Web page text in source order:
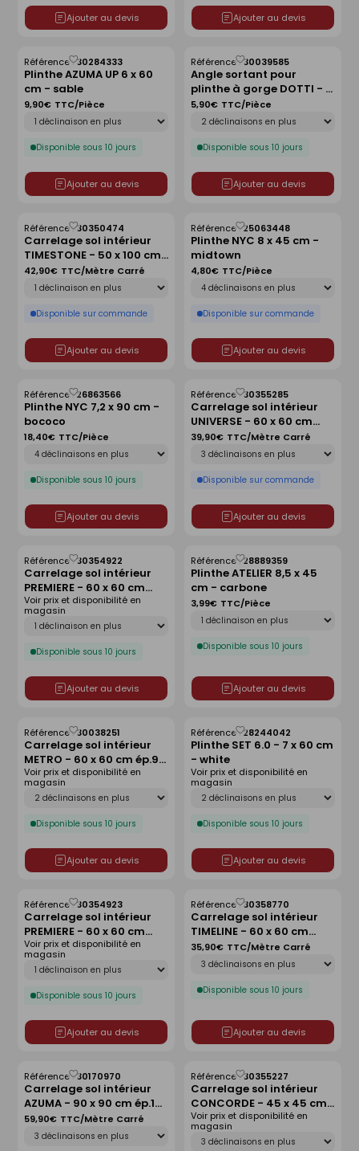
Ajouter au devis Ajouter au devis
Plinthe AZUMA UP 6 x 60
cm - sable
Référence :30284333
Disponible sous 10 jours
9,90€ TTC/Pièce
Ajouter au devis
Enregistrer
comme
liste
Angle sortant pour
plinthe à gorge DOTTI - 3
x 10 cm - ivory
Référence :30039585
Disponible sous 10 jours
5,90€ TTC/Pièce
Ajouter au devis
Enregistrer
comme
liste
Carrelage sol intérieur
TIMESTONE - 50 x 100 cm
ép.8 mm - grey
Référence :30350474
Disponible sur commande
42,90€ TTC/Mètre Carré
Ajouter au devis
Enregistrer
comme
liste
Plinthe NYC 8 x 45 cm -
midtown
Référence :25063448
Disponible sur commande
4,80€ TTC/Pièce
Ajouter au devis
Enregistrer
comme
liste
Plinthe NYC 7,2 x 90 cm -
bococo
Référence :26863566
Disponible sous 10 jours
18,40€ TTC/Pièce
Ajouter au devis
Enregistrer
comme
Carrelage sol intérieur
UNIVERSE - 60 x 60 cm
ép.9mm - beige
Référence :30355285
Disponible sur commande
39,90€ TTC/Mètre Carré
Ajouter au devis
Enregistrer
comme
liste
Carrelage sol intérieur
PREMIERE - 60 x 60 cm
ép.9,5 mm - ivory
Référence :30354922
Déclinaison
Disponible sous 10 jours
Voir prix et disponibilité en
magasin
Ajouter au devis
Enregistrer
comme
liste
Plinthe ATELIER 8,5 x 45
cm - carbone
Référence :28889359
Disponible sous 10 jours
3,99€ TTC/Pièce
Ajouter au devis
Enregistrer
comme
liste
Carrelage sol intérieur
METRO - 60 x 60 cm ép.9
mm - grey
Référence :30038251
Déclinaison
Disponible sous 10 jours
Voir prix et disponibilité en
magasin
Ajouter au devis
Enregistrer
comme
liste
Plinthe SET 6.0 - 7 x 60 cm
- white
Référence :28244042
Déclinaison
Disponible sous 10 jours
Voir prix et disponibilité en
magasin
Ajouter au devis
Enregistrer
comme
Carrelage sol intérieur
PREMIERE - 60 x 60 cm
ép.9,5 mm - pearl
Référence :30354923
Déclinaison
Disponible sous 10 jours
Voir prix et disponibilité en
magasin
Ajouter au devis
Enregistrer
comme
liste
Carrelage sol intérieur
TIMELINE - 60 x 60 cm
ép.8,5mm - beige
Référence :30358770
Disponible sous 10 jours
35,90€ TTC/Mètre Carré
Ajouter au devis
Enregistrer
comme
liste
Carrelage sol intérieur
AZUMA - 90 x 90 cm ép.10
mm - grigio
Référence :30170970
59,90€ TTC/Mètre Carré
Enregistrer
comme
liste
Carrelage sol intérieur
CONCORDE - 45 x 45 cm
ép.8 mm - acier
Référence :30355227
Déclinaison
Voir prix et disponibilité en
magasin
Enregistrer
comme
liste